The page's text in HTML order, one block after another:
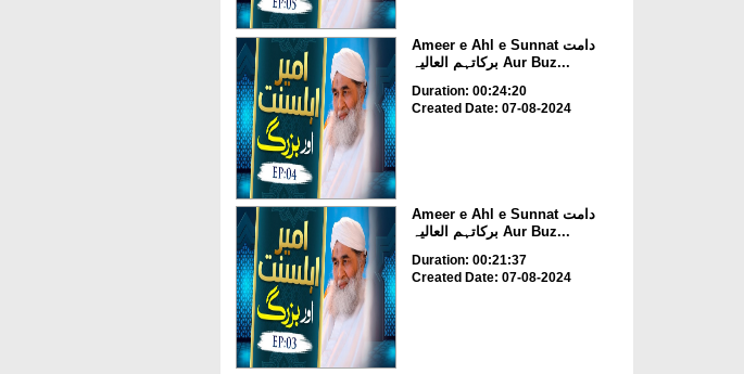
Ameer e Ahl e Sunnat دامت
برکاتہم العالیہ Aur Buz...
Duration: 00:24:20
Created Date: 07-08-2024
Ameer e Ahl e Sunnat دامت
برکاتہم العالیہ Aur Buz...
Duration: 00:21:37
Created Date: 07-08-2024